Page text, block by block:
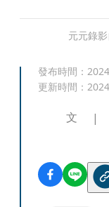
元元錄
發布時間：
更新時間：
文